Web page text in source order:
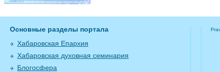
Основные разделы портала
Хабаровская Епархия
Хабаровская духовная семинария
Блогосфера